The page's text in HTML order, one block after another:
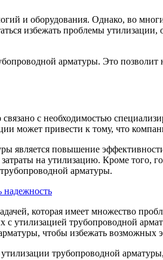
и оборудования. Однако, во
избежать проблемы утилизации,
арматуры. Это
с необходимостью
может привести к тому, что
является повышение
на утилизацию. Кроме того,
арматуры.
надежность
которая имеет множество
с утилизацией трубопроводной
чтобы избежать возможных
трубопроводной